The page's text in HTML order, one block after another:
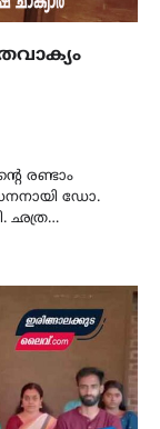
രണ്ടാം
ഡോ.
ഛത്ര…